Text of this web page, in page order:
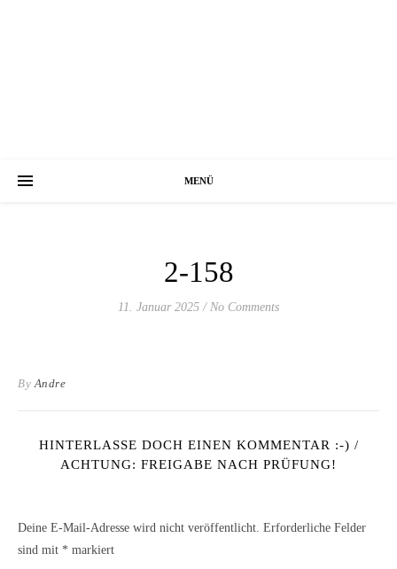
MENÜ
2-158
11. Januar 2025 / No Comments
ByAndre
HINTERLASSE DOCH EINEN KOMMENTAR :-) /
ACHTUNG: FREIGABE NACH PRÜFUNG!
Deine E-Mail-Adresse wird nicht veröffentlicht. Erforderliche Felder
sind mit * markiert